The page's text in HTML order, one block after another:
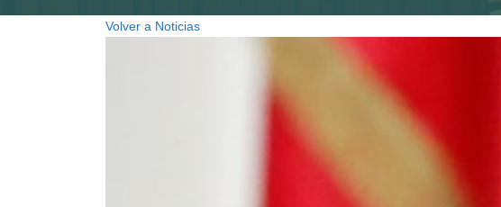
Volver a Noticias